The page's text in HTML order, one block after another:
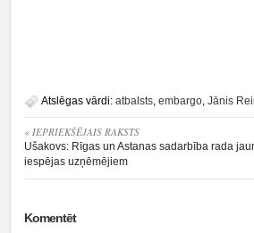
Atslēgas vārdi: atbalsts, embargo, Jānis
« IEPRIEKŠĒJAIS RAKSTS
Ušakovs: Rīgas un Astanas sadarbība rada
iespējas uzņēmējiem
Komentēt